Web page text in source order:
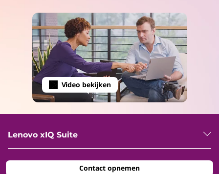
Video bekijken
Lenovo xIQ Suite
Contact opnemen